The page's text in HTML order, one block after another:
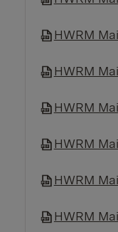
HWRM
HWRM
HWRM
HWRM
HWRM
HWRM